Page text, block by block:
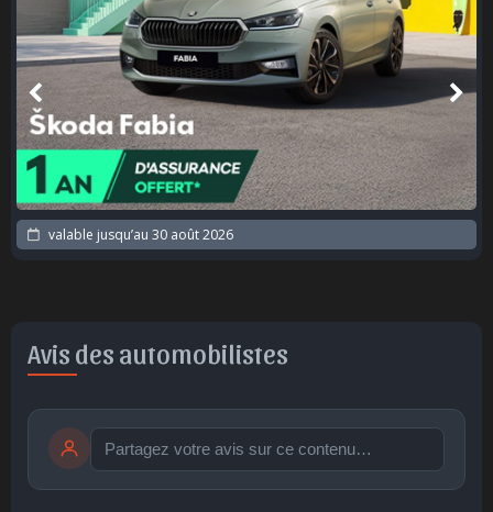
valable jusqu’au 30 août 2026
Avis des automobilistes
publication immédiate Publier